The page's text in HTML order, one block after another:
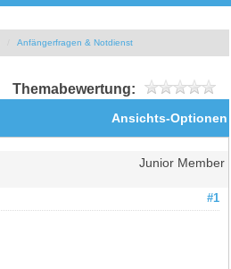
Anfängerfragen & Notdienst
Themabewertung:
Ansichts-Optionen
Junior Member
#1